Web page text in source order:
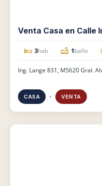
Venta Casa en Calle
3hab 1baño
Ing. Lange 831, M5620 Gral.
CASA VENTA